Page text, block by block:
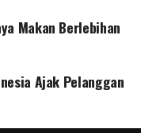
Makan Berlebihan
Ajak Pelanggan